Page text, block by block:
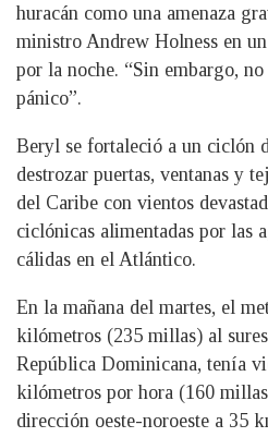
huracán como una amenaza
ministro Andrew Holness en
por la noche. “Sin embargo,
pánico”.
Beryl se fortaleció a un ciclón
destrozar puertas, ventanas y
del Caribe con vientos
ciclónicas alimentadas por las
cálidas en el Atlántico.
En la mañana del martes, el
kilómetros (235 millas) al
República Dominicana, tenía
kilómetros por hora (160
dirección oeste-noroeste a 35